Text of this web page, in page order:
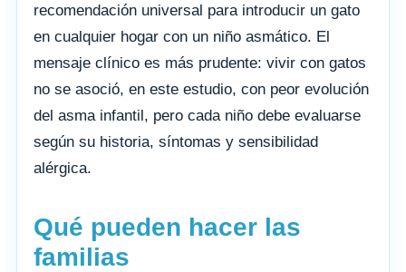
recomendación universal para introducir un gato
en cualquier hogar con un niño asmático. El
mensaje clínico es más prudente: vivir con gatos
no se asoció, en este estudio, con peor evolución
del asma infantil, pero cada niño debe evaluarse
según su historia, síntomas y sensibilidad
alérgica.
Qué pueden hacer las
familias